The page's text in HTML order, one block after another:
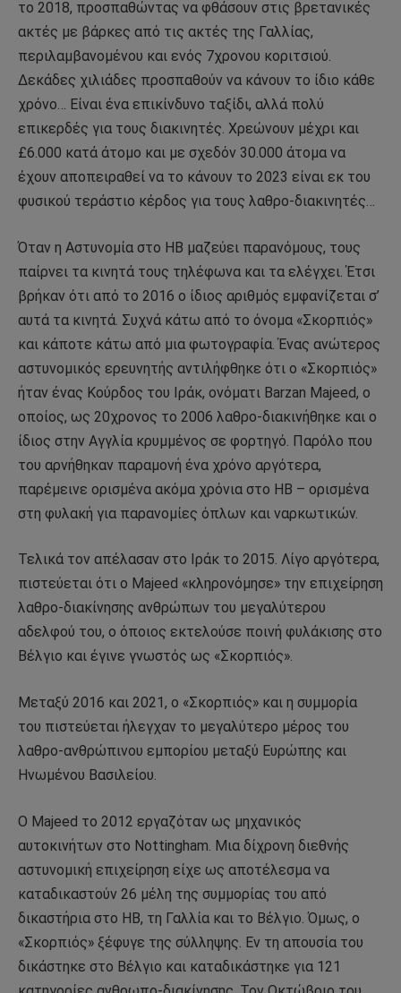
το 2018, προσπαθώντας να φθάσουν στις βρετανικές
ακτές με βάρκες από τις ακτές της Γαλλίας,
περιλαμβανομένου και ενός 7χρονου κοριτσιού.
Δεκάδες χιλιάδες προσπαθούν να κάνουν το ίδιο κάθε
χρόνο… Είναι ένα επικίνδυνο ταξίδι, αλλά πολύ
επικερδές για τους διακινητές. Χρεώνουν μέχρι και
£6.000 κατά άτομο και με σχεδόν 30.000 άτομα να
έχουν αποπειραθεί να το κάνουν το 2023 είναι εκ του
φυσικού τεράστιο κέρδος για τους λαθρο-διακινητές…
Όταν η Αστυνομία στο ΗΒ μαζεύει παρανόμους, τους
παίρνει τα κινητά τους τηλέφωνα και τα ελέγχει. Έτσι
βρήκαν ότι από το 2016 ο ίδιος αριθμός εμφανίζεται σ’
αυτά τα κινητά. Συχνά κάτω από το όνομα «Σκορπιός»
και κάποτε κάτω από μια φωτογραφία. Ένας ανώτερος
αστυνομικός ερευνητής αντιλήφθηκε ότι ο «Σκορπιός»
ήταν ένας Κούρδος του Ιράκ, ονόματι Barzan Majeed, ο
οποίος, ως 20χρονος το 2006 λαθρο-διακινήθηκε και ο
ίδιος στην Αγγλία κρυμμένος σε φορτηγό. Παρόλο που
του αρνήθηκαν παραμονή ένα χρόνο αργότερα,
παρέμεινε ορισμένα ακόμα χρόνια στο ΗΒ – ορισμένα
στη φυλακή για παρανομίες όπλων και ναρκωτικών.
Τελικά τον απέλασαν στο Ιράκ το 2015. Λίγο αργότερα,
πιστεύεται ότι ο Majeed «κληρονόμησε» την επιχείρηση
λαθρο-διακίνησης ανθρώπων του μεγαλύτερου
αδελφού του, ο όποιος εκτελούσε ποινή φυλάκισης στο
Βέλγιο και έγινε γνωστός ως «Σκορπιός».
Μεταξύ 2016 και 2021, ο «Σκορπιός» και η συμμορία
του πιστεύεται ήλεγχαν το μεγαλύτερο μέρος του
λαθρο-ανθρώπινου εμπορίου μεταξύ Ευρώπης και
Ηνωμένου Βασιλείου.
Ο Majeed το 2012 εργαζόταν ως μηχανικός
αυτοκινήτων στο Nottingham. Μια δίχρονη διεθνής
αστυνομική επιχείρηση είχε ως αποτέλεσμα να
καταδικαστούν 26 μέλη της συμμορίας του από
δικαστήρια στο ΗΒ, τη Γαλλία και το Βέλγιο. Όμως, ο
«Σκορπιός» ξέφυγε της σύλληψης. Εν τη απουσία του
δικάστηκε στο Βέλγιο και καταδικάστηκε για 121